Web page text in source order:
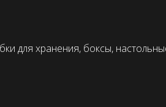
для хранения, боксы,